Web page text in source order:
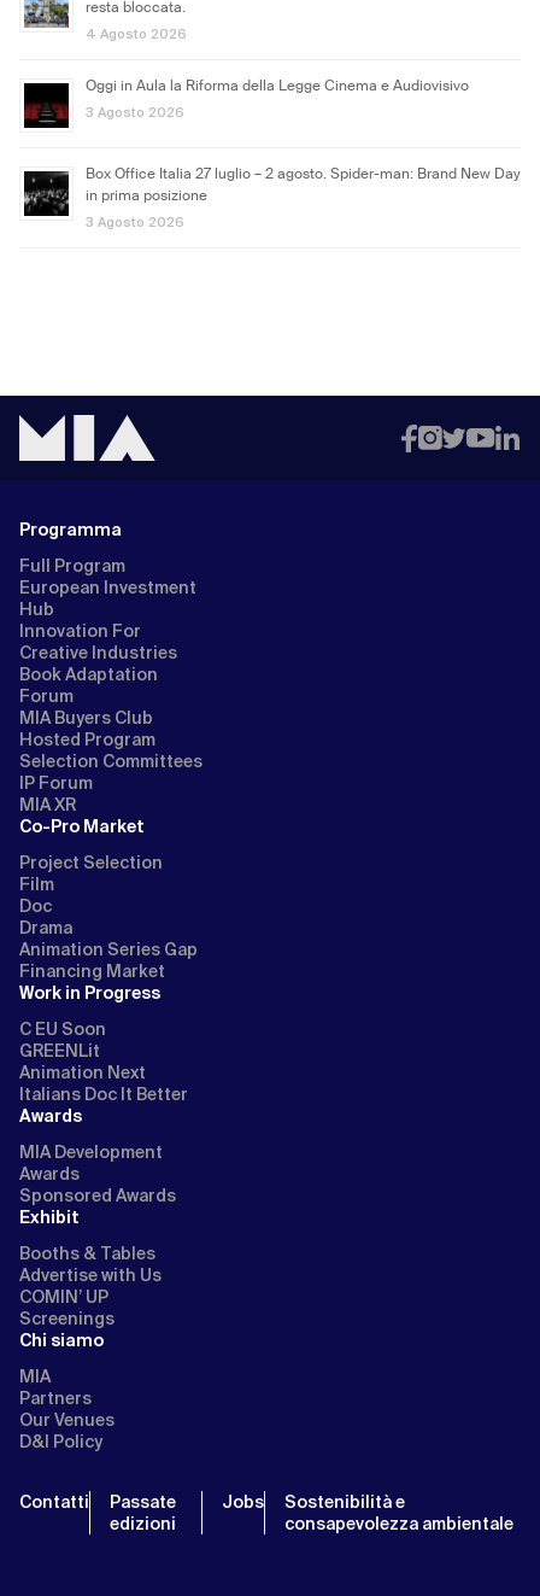
resta bloccata.
4 Agosto 2026
Oggi in Aula la Riforma della Legge Cinema e Audiovisivo
3 Agosto 2026
Box Office Italia 27 luglio – 2 agosto. Spider-man: Brand New Day
in prima posizione
3 Agosto 2026
Programma
Full Program
European Investment
Hub
Innovation For
Creative Industries
Book Adaptation
Forum
MIA Buyers Club
Hosted Program
Selection Committees
IP Forum
MIA XR
Co-Pro Market
Project Selection
Film
Doc
Drama
Animation Series Gap
Financing Market
Work in Progress
C EU Soon
GREENLit
Animation Next
Italians Doc It Better
Awards
MIA Development
Awards
Sponsored Awards
Exhibit
Booths & Tables
Advertise with Us
COMIN’ UP
Screenings
Chi siamo
MIA
Partners
Our Venues
D&I Policy
Contatti
Passate
edizioni
Jobs
Sostenibilità e
consapevolezza ambientale